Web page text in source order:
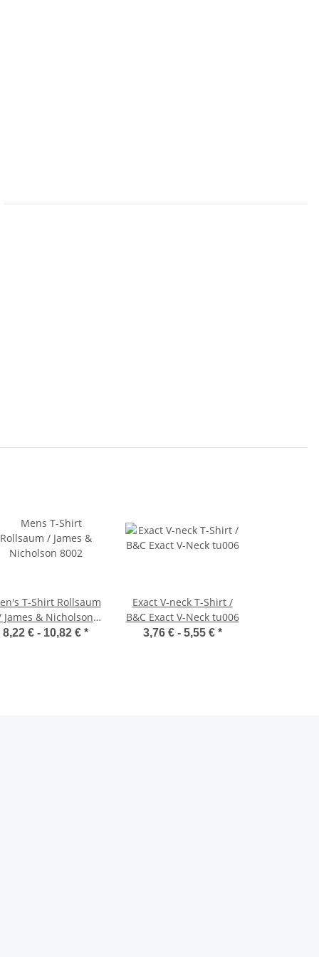
T-Shirt Rollsaum
James & Nicholson
8002
8,22 € - 10,82 € *
Exact V-neck T-Shirt /
B&C Exact V-Neck tu006
3,76 € - 5,55 € *